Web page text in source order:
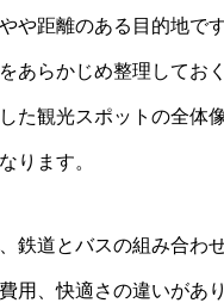
や距離のある目的地です
あらかじめ整理してお
た観光スポットの全体
ります。
鉄道とバスの組み合わ
用、快適さの違いがあり